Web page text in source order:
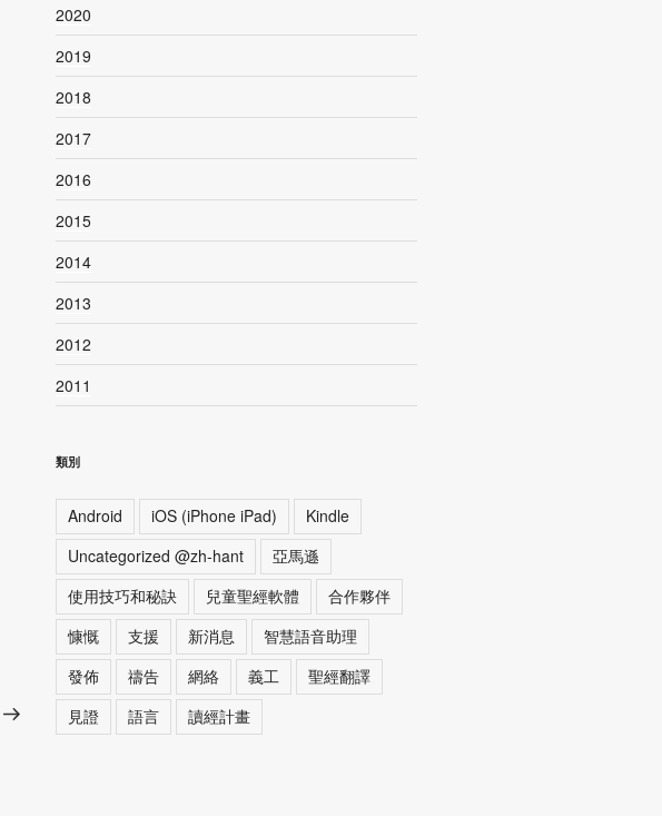
篇
2020
2019
2018
2017
2016
2015
2014
2013
2012
2011
類別
Android iOS (iPhone iPad)
Kindle
Uncategorized @zh-hant
亞馬遜
使用技巧和秘訣
兒童聖經軟體
合作夥伴
慷慨
支援 新消息
智慧語音助理
發佈
禱告 網絡 義工
聖經翻譯
見證
語言 讀經計畫